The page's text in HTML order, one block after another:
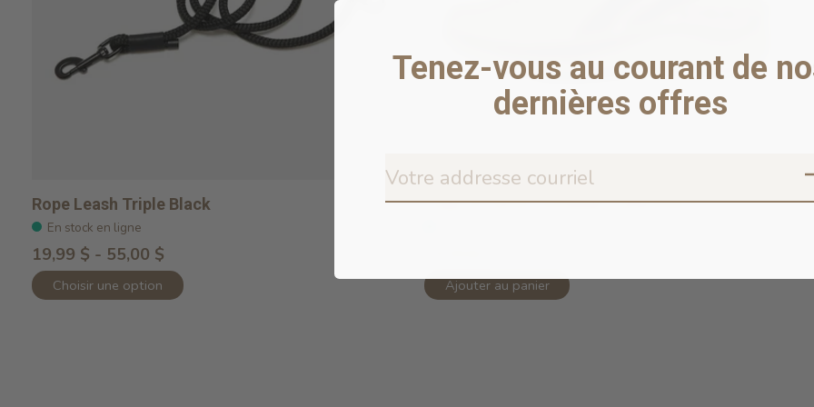
Rope Leash Triple Black
En stock en ligne
19,99 $ - 55,00 $
Choisir une option
Copy of Fetch Footwear Collection P...
Ajouter au panier
Tenez-vous au courant de
dernières offres